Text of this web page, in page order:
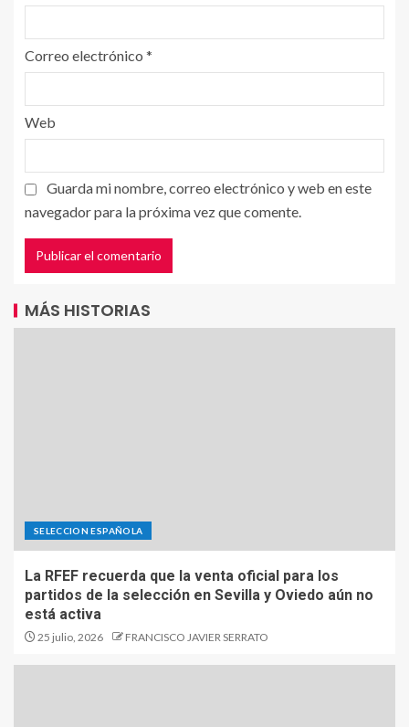
Correo electrónico *
Web
Guarda mi nombre, correo electrónico y web en este
navegador para la próxima vez que comente.
MÁS HISTORIAS
SELECCION ESPAÑOLA
La RFEF recuerda que la venta oficial para los
partidos de la selección en Sevilla y Oviedo aún no
está activa
25 julio, 2026 FRANCISCO JAVIER SERRATO